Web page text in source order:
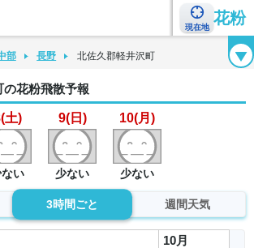
現在地
花粉
粉図鑑 花粉症チェックシート 花粉症ハンドブック
部 長野 北佐久郡軽井沢町
花粉飛散予報
土)
い
9(日)
少ない
10(月)
少ない
3時間ごと 週間天気
10月